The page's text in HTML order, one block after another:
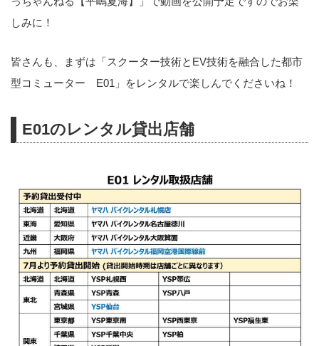
しみに！
皆さんも、まずは「スクーター技術とEV技術を融合した都市
型コミューター E01」をレンタルで楽しんでくださいね！
E01のレンタル貸出店舗